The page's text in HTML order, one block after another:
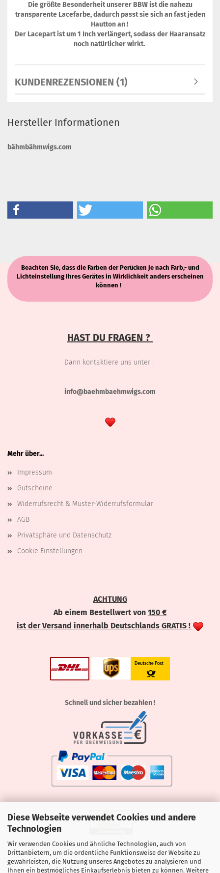
Diese Webseite verwendet Cookies und andere
Technologien
Wir verwenden Cookies und ähnliche Technologien, auch von
Drittanbietern, um die ordentliche Funktionsweise der Website zu
gewährleisten, die Nutzung unseres Angebotes zu analysieren und
Ihnen ein bestmögliches Einkaufserlebnis bieten zu können. Weitere
Die größte Besonderheit unserer BBW ist die nahezu
transparente Lacefarbe, dadurch passt sie sich an fast jeden
Hautton an !
Der Lacepart ist um 1 Inch verlängert, sodass der Haaransatz
noch natürlicher wirkt.
KUNDENREZENSIONEN (1)
Hersteller Informationen
bähmbähmwigs.com
Beachten Sie, dass die Farben der Perücken je nach Farb,- und
Lichteinstellung Ihres Gerätes in Wirklichkeit anders erscheinen
können !
HAST DU FRAGEN ?
Dann kontaktiere uns unter :
info@baehmbaehmwigs.com
Mehr über...
Impressum
Gutscheine
Widerrufsrecht & Muster-Widerrufsformular
AGB
Privatsphäre und Datenschutz
Cookie Einstellungen
ACHTUNG
Ab einem Bestellwert von 150 €
ist der Versand innerhalb Deutschlands GRATIS !
Schnell und sicher bezahlen !